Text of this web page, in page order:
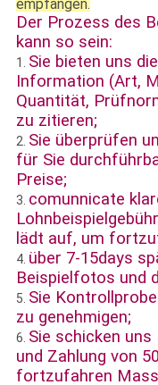
empfangen.
Der Prozess des
kann so sein:
1. Sie bieten uns
Information (Art,
Quantität,
zu zitieren;
2. Sie überprüfen
für Sie
Preise;
3. comunnicate
lädt auf, um
4. über 7-15days
Beispielfotos und
5. Sie
zu genehmigen;
6. Sie schicken
und Zahlung von
fortzufahren